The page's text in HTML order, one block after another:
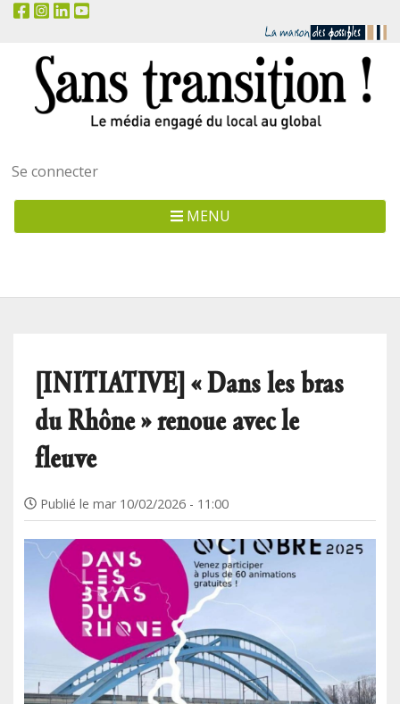
Menu
utilisateur
Se connecter
MENU
[INITIATIVE] « Dans les bras
du Rhône » renoue avec le
fleuve
Publié le mar 10/02/2026 - 11:00